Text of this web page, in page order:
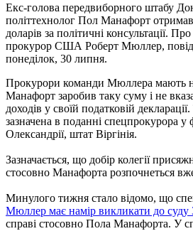
Екс-голова передвиборного штабу
політтехнолог Пол Манафорт
доларів за політичні консультації.
прокурор США Роберт Мюллер,
понеділок, 30 липня.
Прокурори команди Мюллера мають
Манафорт заробив таку суму і не
доходів у своїй податковій
зазначена в поданні спецпрокурора у
Олександрії, штат Віргінія.
Зазначається, що добір колегії
стосовно Манафорта розпочнеться
Минулого тижня стало відомо, що
Мюллер має намір викликати до суду
справі стосовно Пола Манафорта. У